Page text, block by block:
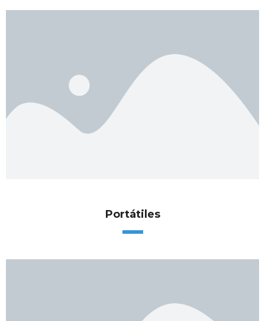
Portátiles